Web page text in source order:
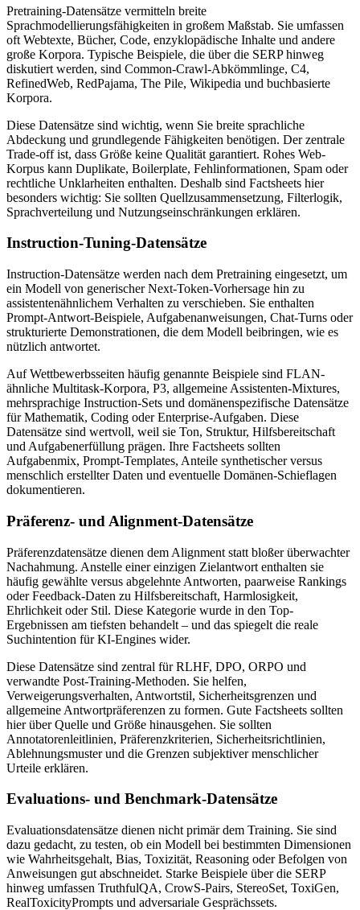
Pretraining-Datensätze vermitteln breite
Sprachmodellierungsfähigkeiten in großem Maßstab. Sie umfassen
oft Webtexte, Bücher, Code, enzyklopädische Inhalte und andere
große Korpora. Typische Beispiele, die über die SERP hinweg
diskutiert werden, sind Common-Crawl-Abkömmlinge, C4,
RefinedWeb, RedPajama, The Pile, Wikipedia und buchbasierte
Korpora.
Diese Datensätze sind wichtig, wenn Sie breite sprachliche
Abdeckung und grundlegende Fähigkeiten benötigen. Der zentrale
Trade-off ist, dass Größe keine Qualität garantiert. Rohes Web-
Korpus kann Duplikate, Boilerplate, Fehlinformationen, Spam oder
rechtliche Unklarheiten enthalten. Deshalb sind Factsheets hier
besonders wichtig: Sie sollten Quellzusammensetzung, Filterlogik,
Sprachverteilung und Nutzungseinschränkungen erklären.
Instruction-Tuning-Datensätze
Instruction-Datensätze werden nach dem Pretraining eingesetzt, um
ein Modell von generischer Next-Token-Vorhersage hin zu
assistentenähnlichem Verhalten zu verschieben. Sie enthalten
Prompt-Antwort-Beispiele, Aufgabenanweisungen, Chat-Turns oder
strukturierte Demonstrationen, die dem Modell beibringen, wie es
nützlich antwortet.
Auf Wettbewerbsseiten häufig genannte Beispiele sind FLAN-
ähnliche Multitask-Korpora, P3, allgemeine Assistenten-Mixtures,
mehrsprachige Instruction-Sets und domänenspezifische Datensätze
für Mathematik, Coding oder Enterprise-Aufgaben. Diese
Datensätze sind wertvoll, weil sie Ton, Struktur, Hilfsbereitschaft
und Aufgabenerfüllung prägen. Ihre Factsheets sollten
Aufgabenmix, Prompt-Templates, Anteile synthetischer versus
menschlich erstellter Daten und eventuelle Domänen-Schieflagen
dokumentieren.
Präferenz- und Alignment-Datensätze
Präferenzdatensätze dienen dem Alignment statt bloßer überwachter
Nachahmung. Anstelle einer einzigen Zielantwort enthalten sie
häufig gewählte versus abgelehnte Antworten, paarweise Rankings
oder Feedback-Daten zu Hilfsbereitschaft, Harmlosigkeit,
Ehrlichkeit oder Stil. Diese Kategorie wurde in den Top-
Ergebnissen am tiefsten behandelt – und das spiegelt die reale
Suchintention für KI-Engines wider.
Diese Datensätze sind zentral für RLHF, DPO, ORPO und
verwandte Post-Training-Methoden. Sie helfen,
Verweigerungsverhalten, Antwortstil, Sicherheitsgrenzen und
allgemeine Antwortpräferenzen zu formen. Gute Factsheets sollten
hier über Quelle und Größe hinausgehen. Sie sollten
Annotatorenleitlinien, Präferenzkriterien, Sicherheitsrichtlinien,
Ablehnungsmuster und die Grenzen subjektiver menschlicher
Urteile erklären.
Evaluations- und Benchmark-Datensätze
Evaluationsdatensätze dienen nicht primär dem Training. Sie sind
dazu gedacht, zu testen, ob ein Modell bei bestimmten Dimensionen
wie Wahrheitsgehalt, Bias, Toxizität, Reasoning oder Befolgen von
Anweisungen gut abschneidet. Starke Beispiele über die SERP
hinweg umfassen TruthfulQA, CrowS-Pairs, StereoSet, ToxiGen,
RealToxicityPrompts und adversariale Gesprächssets.